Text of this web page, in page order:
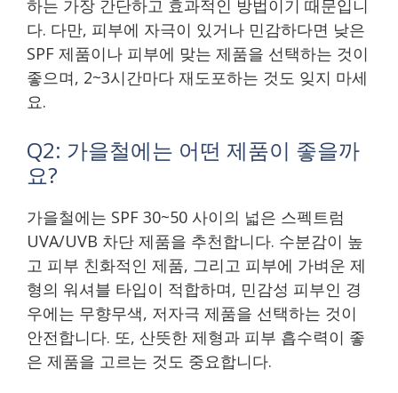
하는 가장 간단하고 효과적인 방법이기 때문입니
다. 다만, 피부에 자극이 있거나 민감하다면 낮은
SPF 제품이나 피부에 맞는 제품을 선택하는 것이
좋으며, 2~3시간마다 재도포하는 것도 잊지 마세
요.
Q2: 가을철에는 어떤 제품이 좋을까
요?
가을철에는 SPF 30~50 사이의 넓은 스펙트럼
UVA/UVB 차단 제품을 추천합니다. 수분감이 높
고 피부 친화적인 제품, 그리고 피부에 가벼운 제
형의 워셔블 타입이 적합하며, 민감성 피부인 경
우에는 무향무색, 저자극 제품을 선택하는 것이
안전합니다. 또, 산뜻한 제형과 피부 흡수력이 좋
은 제품을 고르는 것도 중요합니다.